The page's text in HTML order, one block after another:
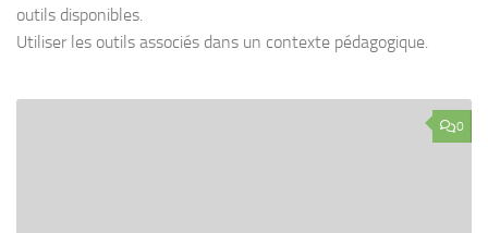
outils disponibles.
Utiliser les outils associés dans un contexte pédagogique.
0